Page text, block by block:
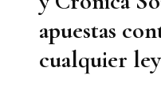
apuestas
cualquier